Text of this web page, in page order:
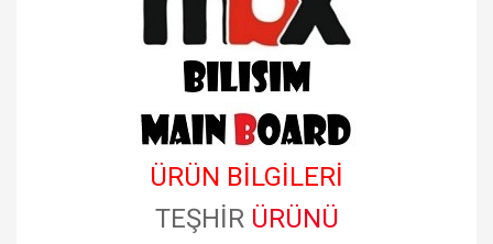
ÜRÜN BİLGİLERİ
TEŞHİR ÜRÜNÜ